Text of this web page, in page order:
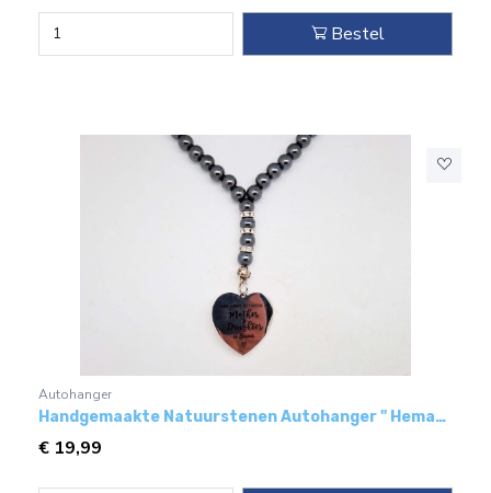
Bestel
Autohanger
Handgemaakte Natuurstenen Autohanger " Hematiet"- Met metaal hanger - "Moeder van de dochter van de vader"
€ 19,99